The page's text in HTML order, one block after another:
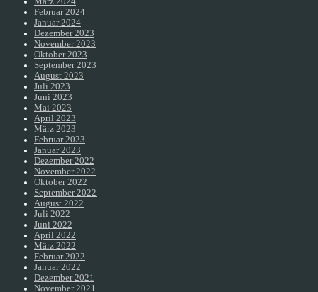
Februar 2024
Januar 2024
Dezember 2023
November 2023
Oktober 2023
September 2023
August 2023
Juli 2023
Juni 2023
Mai 2023
April 2023
März 2023
Februar 2023
Januar 2023
Dezember 2022
November 2022
Oktober 2022
September 2022
August 2022
Juli 2022
Juni 2022
April 2022
März 2022
Februar 2022
Januar 2022
Dezember 2021
November 2021